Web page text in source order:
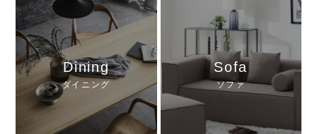
Dining
ダイニング
Sofa
ソファ